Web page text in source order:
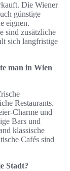
Die Wiener
günstige
eignen.
sind zusätzliche
sich langfristige
man in Wien
Restaurants.
und
Bars und
klassische
Cafés sind
Stadt?